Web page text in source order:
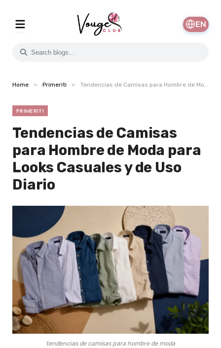
EN
Home » Primeriti » Tendencias de Camisas para Hombre de Moda para Looks Casuales y de Uso Diario
PRIMERITI
Tendencias de Camisas
para Hombre de Moda para
Looks Casuales y de Uso
Diario
tendencias de camisas para hombre de moda